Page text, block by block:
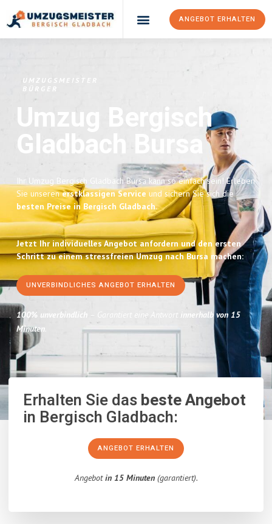
ANGEBOT ERHALTEN
UMZUGSMEISTER
BÜRGER
Umzug Bergisch
Gladbach Bursa
Ihr Umzug Bergisch Gladbach Bursa kann so einfach sein! Erleben
Sie unserenerstklassigen Serviceund sichern Sie sich die
besten Preise in Bergisch Gladbach.
Jetzt Ihr individuelles Angebot anfordern und den ersten
Schritt zu einem stressfreien Umzug nach Bursa machen:
UNVERBINDLICHES ANGEBOT ERHALTEN
100% unverbindlich – Garantiert eine Antwort innerhalb von 15
Minuten.
Erhalten Sie dasbeste Angebot
in Bergisch Gladbach:
ANGEBOT ERHALTEN
Angebotin 15 Minuten(garantiert).